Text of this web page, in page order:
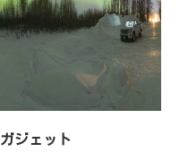
ジェット